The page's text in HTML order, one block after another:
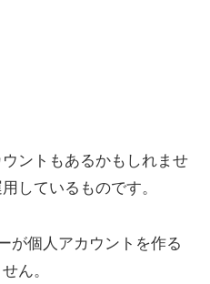
ントもあるかもしれませ
しているものです。
が個人アカウントを作る
ん。